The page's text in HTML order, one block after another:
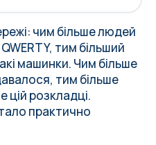
чим більше людей
тим більший
машинки. Чим більше
тим більше
цій розкладці.
практично